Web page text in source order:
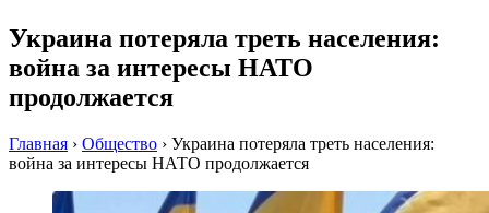
Украина потеряла треть населения:
война за интересы НАТО
продолжается
Главная › Общество › Украина потеряла треть населения:
война за интересы НАТО продолжается